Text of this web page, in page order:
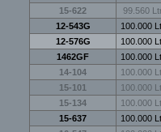
15-622
99.560
12-543G
100.000
12-576G
100.000
1462GF
100.000
14-104
100.000
15-101
100.000
15-134
100.000
15-637
100.000